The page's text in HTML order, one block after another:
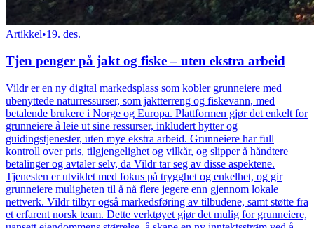
Artikkel•19. des.
Tjen penger på jakt og fiske – uten ekstra arbeid
Vildr er en ny digital markedsplass som kobler grunneiere med
ubenyttede naturressurser, som jaktterreng og fiskevann, med
betalende brukere i Norge og Europa. Plattformen gjør det enkelt for
grunneiere å leie ut sine ressurser, inkludert hytter og
guidingstjenester, uten mye ekstra arbeid. Grunneiere har full
kontroll over pris, tilgjengelighet og vilkår, og slipper å håndtere
betalinger og avtaler selv, da Vildr tar seg av disse aspektene.
Tjenesten er utviklet med fokus på trygghet og enkelhet, og gir
grunneiere muligheten til å nå flere jegere enn gjennom lokale
nettverk. Vildr tilbyr også markedsføring av tilbudene, samt støtte fra
et erfarent norsk team. Dette verktøyet gjør det mulig for grunneiere,